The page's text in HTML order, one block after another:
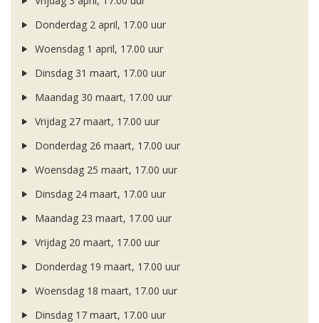
Donderdag 2 april, 17.00 uur
Woensdag 1 april, 17.00 uur
Dinsdag 31 maart, 17.00 uur
Maandag 30 maart, 17.00 uur
Vrijdag 27 maart, 17.00 uur
Donderdag 26 maart, 17.00 uur
Woensdag 25 maart, 17.00 uur
Dinsdag 24 maart, 17.00 uur
Maandag 23 maart, 17.00 uur
Vrijdag 20 maart, 17.00 uur
Donderdag 19 maart, 17.00 uur
Woensdag 18 maart, 17.00 uur
Dinsdag 17 maart, 17.00 uur